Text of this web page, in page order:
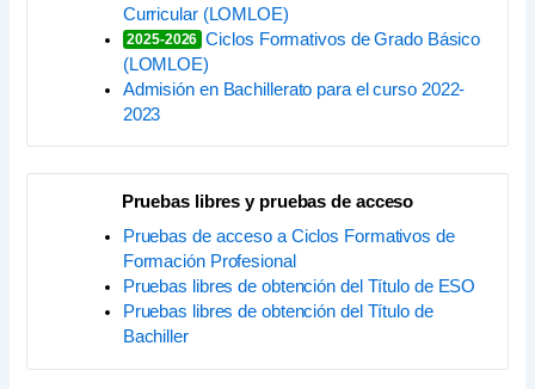
Curricular (LOMLOE)
2025-2026 Ciclos Formativos de Grado Básico
(LOMLOE)
Admisión en Bachillerato para el curso 2022-
2023
Pruebas libres y pruebas de acceso
Pruebas de acceso a Ciclos Formativos de
Formación Profesional
Pruebas libres de obtención del Título de ESO
Pruebas libres de obtención del Título de
Bachiller